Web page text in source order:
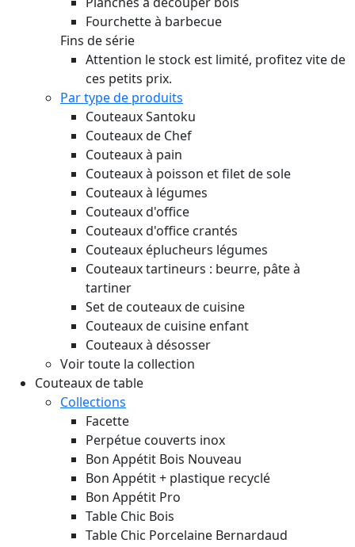
Fourchette à barbecue
Fins de série
Attention le stock est limité, profitez vite de
ces petits prix.
Par type de produits
Couteaux Santoku
Couteaux de Chef
Couteaux à pain
Couteaux à poisson et filet de sole
Couteaux à légumes
Couteaux d'office
Couteaux d'office crantés
Couteaux éplucheurs légumes
Couteaux tartineurs : beurre, pâte à
tartiner
Set de couteaux de cuisine
Couteaux de cuisine enfant
Couteaux à désosser
Voir toute la collection
Couteaux de table
Collections
Facette
Perpétue couverts inox
Bon Appétit Bois Nouveau
Bon Appétit + plastique recyclé
Bon Appétit Pro
Table Chic Bois
Table Chic Porcelaine Bernardaud